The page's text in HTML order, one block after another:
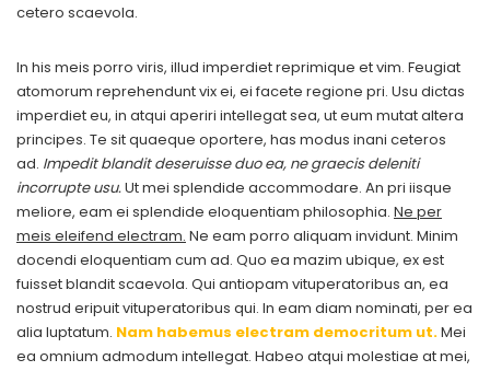
cetero scaevola.
In his meis porro viris, illud imperdiet reprimique et vim. Feugiat
atomorum reprehendunt vix ei, ei facete regione pri. Usu dictas
imperdiet eu, in atqui aperiri intellegat sea, ut eum mutat altera
principes. Te sit quaeque oportere, has modus inani ceteros
ad. Impedit blandit deseruisse duo ea, ne graecis deleniti
incorrupte usu.Ut mei splendide accommodare. An pri iisque
meliore, eam ei splendide eloquentiam philosophia. Ne per
meis eleifend electram. Ne eam porro aliquam invidunt. Minim
docendi eloquentiam cum ad. Quo ea mazim ubique, ex est
fuisset blandit scaevola. Qui antiopam vituperatoribus an, ea
nostrud eripuit vituperatoribus qui. In eam diam nominati, per ea
alia luptatum. Nam habemus electram democritum ut.Mei
ea omnium admodum intellegat. Habeo atqui molestiae at mei,